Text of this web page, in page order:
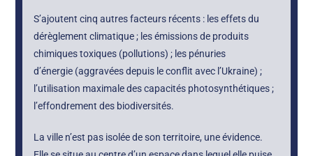
S’ajoutent cinq autres facteurs récents : les effets du
dérèglement climatique ; les émissions de produits
chimiques toxiques (pollutions) ; les pénuries
d’énergie (aggravées depuis le conflit avec l’Ukraine) ;
l’utilisation maximale des capacités photosynthétiques ;
l’effondrement des biodiversités.
La ville n’est pas isolée de son territoire, une évidence.